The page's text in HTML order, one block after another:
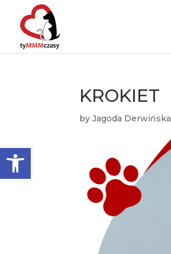
Otwórz pasek narzędzi
KROKIET
byJagoda Derwińska